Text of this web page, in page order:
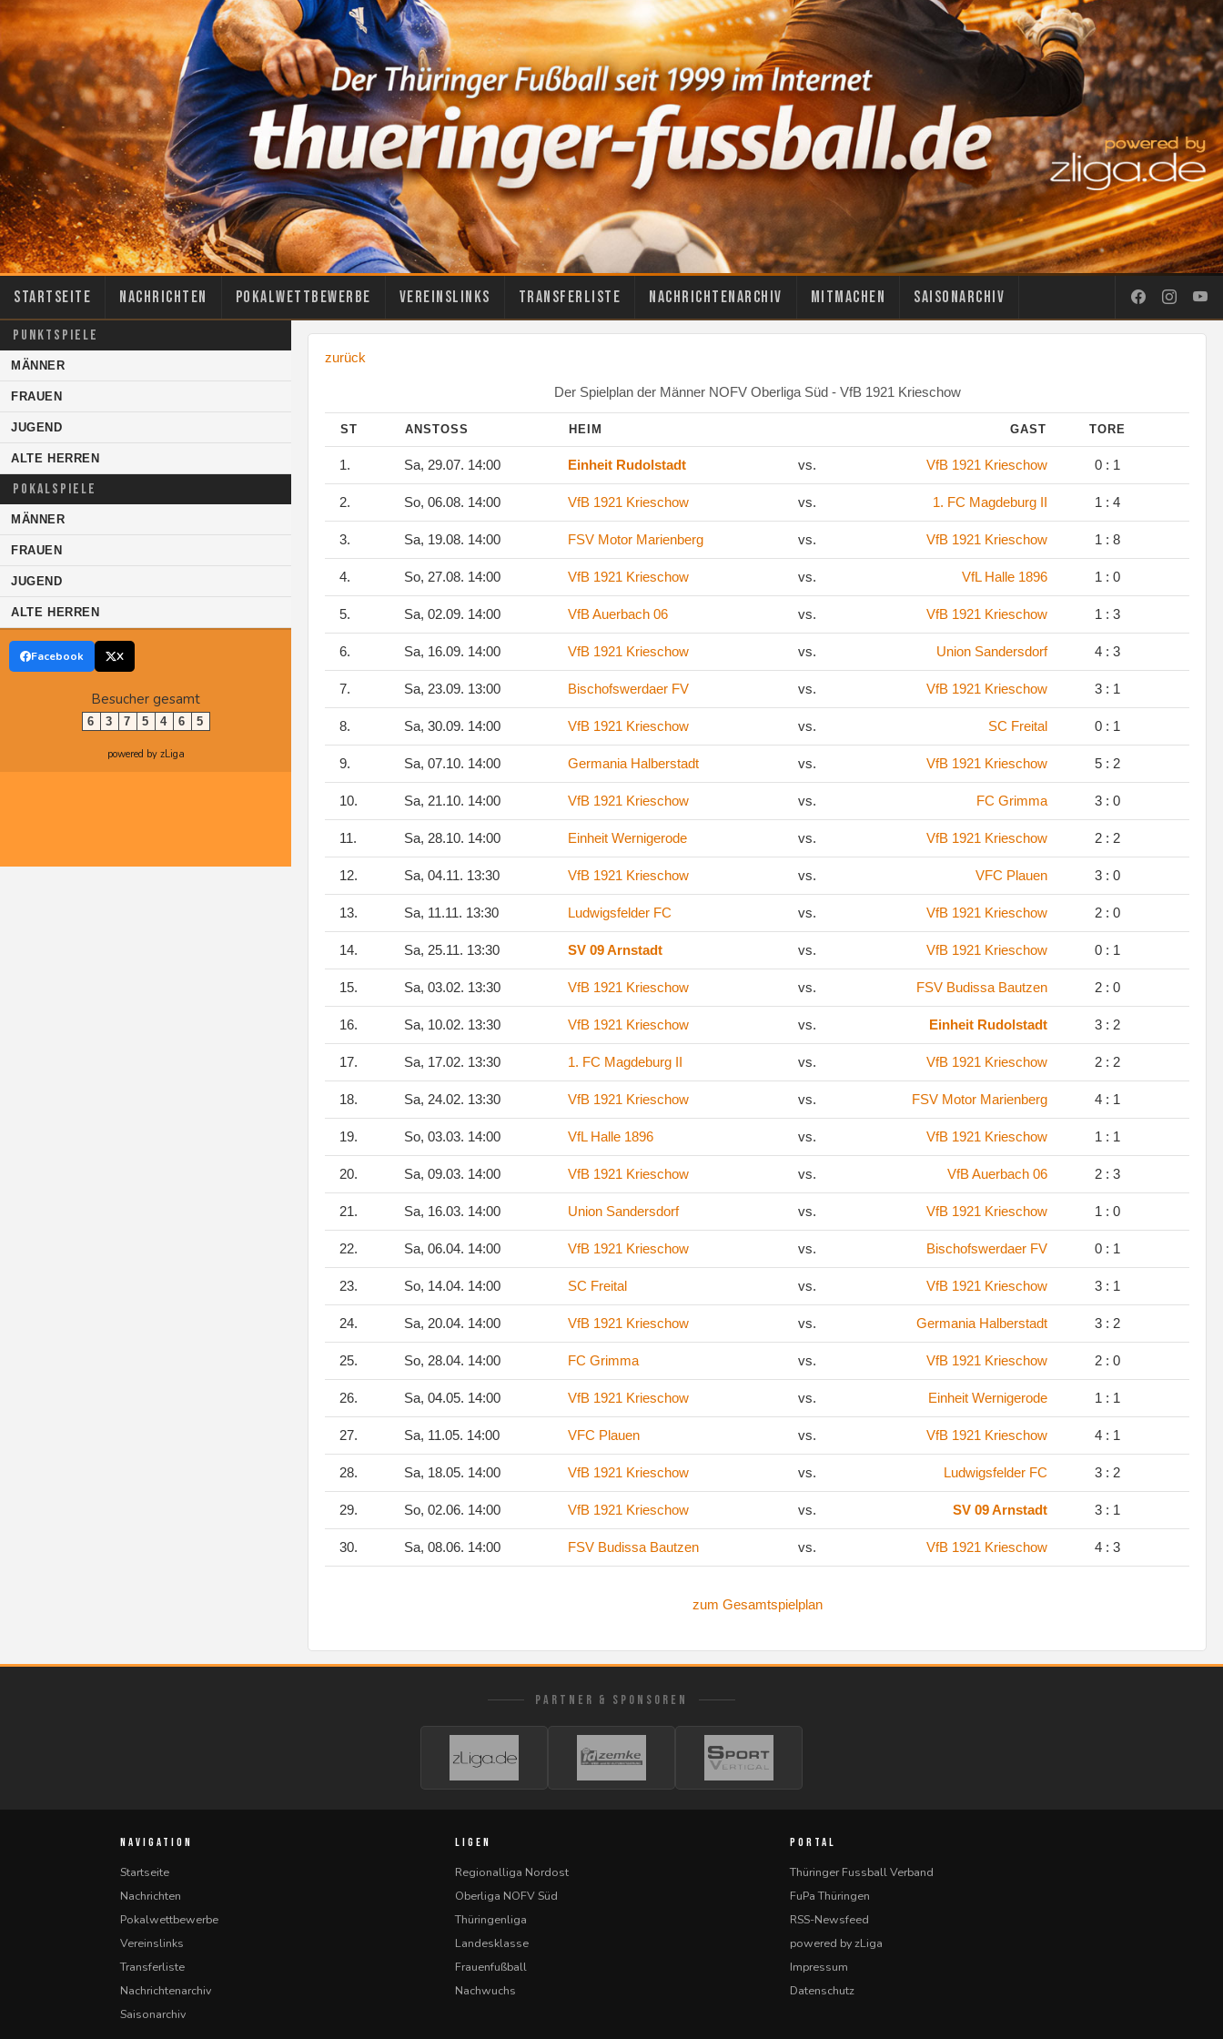
Startseite Nachrichten Pokalwettbewerbe Vereinslinks Transferliste Nachrichtenarchiv Mitmachen Saisonarchiv
PUNKTSPIELE
MÄNNER
FRAUEN
JUGEND
ALTE HERREN
POKALSPIELE
MÄNNER
FRAUEN
JUGEND
ALTE HERREN
Facebook X
Besucher gesamt
6 3 7 5 4 6 5
powered by zLiga
zurück
Der Spielplan der Männer NOFV Oberliga Süd - VfB 1921 Krieschow
ST ANSTOSS HEIM GAST TORE
1. Sa, 29.07. 14:00 Einheit Rudolstadt vs. VfB 1921 Krieschow 0 : 1
2. So, 06.08. 14:00 VfB 1921 Krieschow vs. 1. FC Magdeburg II 1 : 4
3. Sa, 19.08. 14:00 FSV Motor Marienberg vs. VfB 1921 Krieschow 1 : 8
4. So, 27.08. 14:00 VfB 1921 Krieschow vs. VfL Halle 1896 1 : 0
5. Sa, 02.09. 14:00 VfB Auerbach 06 vs. VfB 1921 Krieschow 1 : 3
6. Sa, 16.09. 14:00 VfB 1921 Krieschow vs. Union Sandersdorf 4 : 3
7. Sa, 23.09. 13:00 Bischofswerdaer FV vs. VfB 1921 Krieschow 3 : 1
8. Sa, 30.09. 14:00 VfB 1921 Krieschow vs. SC Freital 0 : 1
9. Sa, 07.10. 14:00 Germania Halberstadt vs. VfB 1921 Krieschow 5 : 2
10. Sa, 21.10. 14:00 VfB 1921 Krieschow vs. FC Grimma 3 : 0
11. Sa, 28.10. 14:00 Einheit Wernigerode vs. VfB 1921 Krieschow 2 : 2
12. Sa, 04.11. 13:30 VfB 1921 Krieschow vs. VFC Plauen 3 : 0
13. Sa, 11.11. 13:30 Ludwigsfelder FC vs. VfB 1921 Krieschow 2 : 0
14. Sa, 25.11. 13:30 SV 09 Arnstadt vs. VfB 1921 Krieschow 0 : 1
15. Sa, 03.02. 13:30 VfB 1921 Krieschow vs. FSV Budissa Bautzen 2 : 0
16. Sa, 10.02. 13:30 VfB 1921 Krieschow vs. Einheit Rudolstadt 3 : 2
17. Sa, 17.02. 13:30 1. FC Magdeburg II vs. VfB 1921 Krieschow 2 : 2
18. Sa, 24.02. 13:30 VfB 1921 Krieschow vs. FSV Motor Marienberg 4 : 1
19. So, 03.03. 14:00 VfL Halle 1896 vs. VfB 1921 Krieschow 1 : 1
20. Sa, 09.03. 14:00 VfB 1921 Krieschow vs. VfB Auerbach 06 2 : 3
21. Sa, 16.03. 14:00 Union Sandersdorf vs. VfB 1921 Krieschow 1 : 0
22. Sa, 06.04. 14:00 VfB 1921 Krieschow vs. Bischofswerdaer FV 0 : 1
23. So, 14.04. 14:00 SC Freital vs. VfB 1921 Krieschow 3 : 1
24. Sa, 20.04. 14:00 VfB 1921 Krieschow vs. Germania Halberstadt 3 : 2
25. So, 28.04. 14:00 FC Grimma vs. VfB 1921 Krieschow 2 : 0
26. Sa, 04.05. 14:00 VfB 1921 Krieschow vs. Einheit Wernigerode 1 : 1
27. Sa, 11.05. 14:00 VFC Plauen vs. VfB 1921 Krieschow 4 : 1
28. Sa, 18.05. 14:00 VfB 1921 Krieschow vs. Ludwigsfelder FC 3 : 2
29. So, 02.06. 14:00 VfB 1921 Krieschow vs. SV 09 Arnstadt 3 : 1
30. Sa, 08.06. 14:00 FSV Budissa Bautzen vs. VfB 1921 Krieschow 4 : 3
zum Gesamtspielplan
PARTNER & SPONSOREN
NAVIGATION
Startseite
Nachrichten
Pokalwettbewerbe
Vereinslinks
Transferliste
Nachrichtenarchiv
Saisonarchiv
LIGEN
Regionalliga Nordost
Oberliga NOFV Süd
Thüringenliga
Landesklasse
Frauenfußball
Nachwuchs
PORTAL
Thüringer Fussball Verband
FuPa Thüringen
RSS-Newsfeed
powered by zLiga
Impressum
Datenschutz